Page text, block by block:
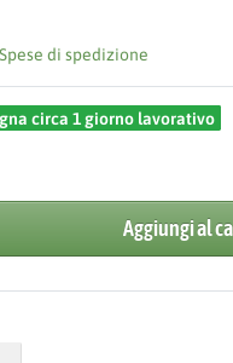
Spese di spedizione
circa 1 giorno lavorativo
Aggiungi al